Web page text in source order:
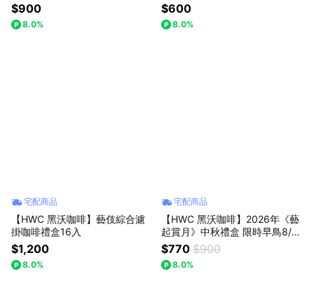
$900
8.0%
$600
8.0%
宅配商品
【HWC 黑沃咖啡】藝伎綜合濾
掛咖啡禮盒16入
$1,200
8.0%
宅配商品
【HWC 黑沃咖啡】2026年《藝
起賞月》中秋禮盒 限時早鳥8/31
截止｜ 🌕中秋送禮 中秋禮物🎁☕
$770 $900
8.0%